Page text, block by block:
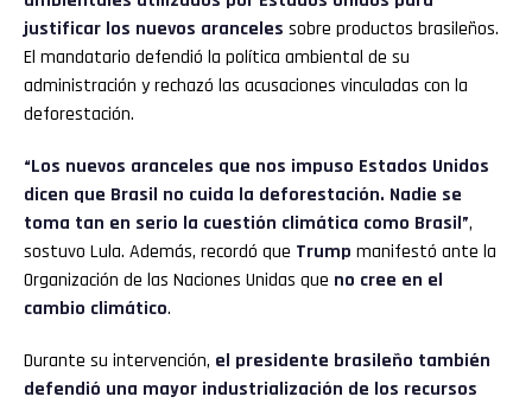
justificar los nuevos aranceles sobre productos brasileños.
El mandatario defendió la política ambiental de su
administración y rechazó las acusaciones vinculadas con la
deforestación.
“Los nuevos aranceles que nos impuso Estados Unidos
dicen que Brasil no cuida la deforestación. Nadie se
toma tan en serio la cuestión climática como Brasil”,
sostuvo Lula. Además, recordó que Trump manifestó ante la
Organización de las Naciones Unidas que no cree en el
cambio climático.
Durante su intervención, el presidente brasileño también
defendió una mayor industrialización de los recursos